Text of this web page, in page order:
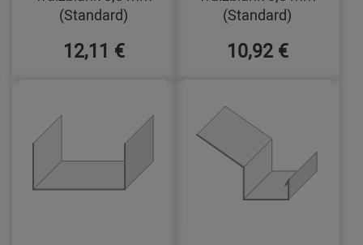
(Standard)
12,11 €
(Standard)
10,92 €